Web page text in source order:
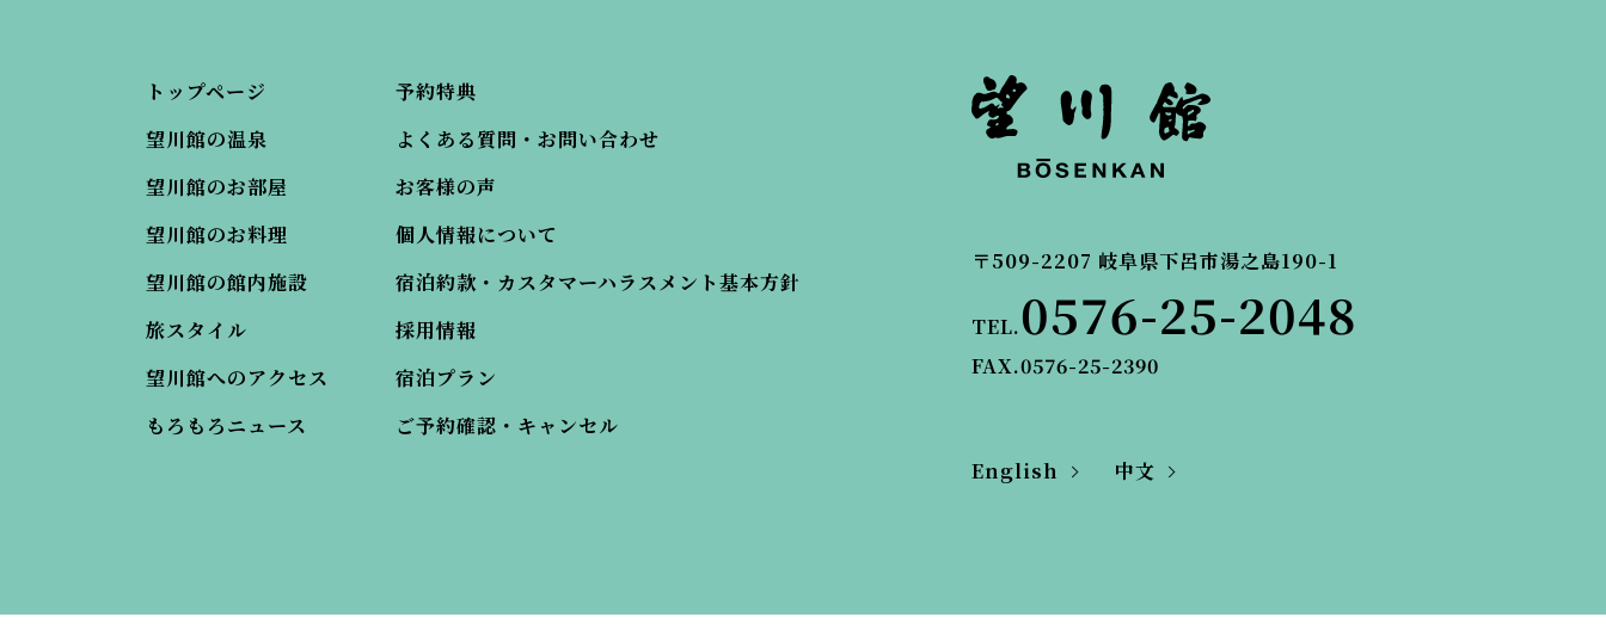
トップページ
望川館の温泉
望川館のお部屋
望川館のお料理
望川館の館内施設
旅スタイル
望川館へのアクセス
もろもろニュース
予約特典
よくある質問・お問い合わせ
お客様の声
個人情報について
宿泊約款・カスタマーハラスメント基本方針
採用情報
宿泊プラン
ご予約確認・キャンセル
〒509-2207 岐阜県下呂市湯之島190-1
TEL.0576-25-2048
FAX.0576-25-2390
English 中文
© BOSENKAN.